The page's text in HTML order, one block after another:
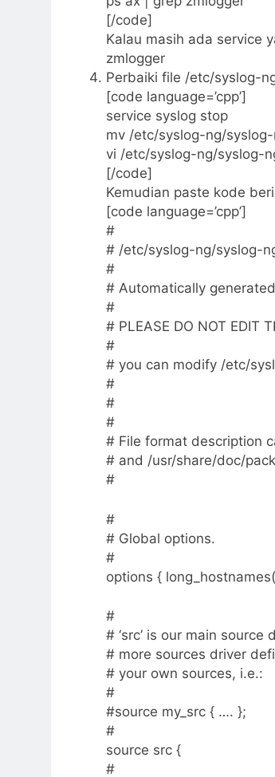
[/code]
Kalau masih ada service
zmlogger
Perbaiki file /etc/syslog-
[code language=’cpp’]
service syslog stop
mv /etc/syslog-ng/
vi /etc/syslog-ng/syslog-
[/code]
Kemudian paste kode
[code language=’cpp’]
#
# /etc/syslog-ng/syslog-
#
# Automatically
#
# PLEASE DO NOT EDIT
#
# you can modify /etc/
#
#
#
# File format description
# and /usr/share/doc/
#
#
# Global options.
#
options {
#
# ‘src’ is our main
# more sources driver
# your own sources, i.e.:
#
#source my_src { …. };
#
source src {
#